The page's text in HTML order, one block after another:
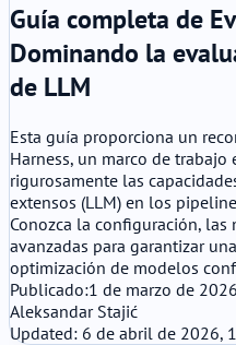
Guía completa de
Dominando la
de LLM
Esta guía proporciona un
Harness, un marco de trabajo
rigurosamente las
extensos (LLM) en los
Conozca la configuración, las
avanzadas para garantizar
optimización de modelos
Publicado:1 de marzo de
Aleksandar Stajić
Updated: 6 de abril de 2026,